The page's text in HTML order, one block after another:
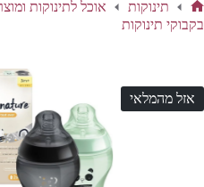
דף
הבית
תינוקות
אוכל לתינוקות
בקבוקי תינוקות
אזל מהמלאי